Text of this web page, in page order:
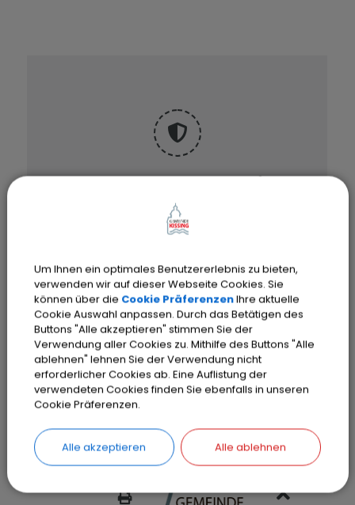
OpenStreetMap wird
derzeit nicht angezeigt
in Ihren Cookie Einstellungen.
Cookies Anpassen
SEITE DRUCKEN
Um Ihnen ein optimales Benutzererlebnis zu bieten,
verwenden wir auf dieser Webseite Cookies. Sie
können über die Cookie PräferenzenIhre aktuelle
Cookie Auswahl anpassen. Durch das Betätigen des
Buttons "Alle akzeptieren" stimmen Sie der
Verwendung aller Cookies zu. Mithilfe des Buttons "Alle
ablehnen" lehnen Sie der Verwendung nicht
erforderlicher Cookies ab. Eine Auflistung der
verwendeten Cookies finden Sie ebenfalls in unseren
Cookie Präferenzen.
Alle akzeptieren Alle ablehnen